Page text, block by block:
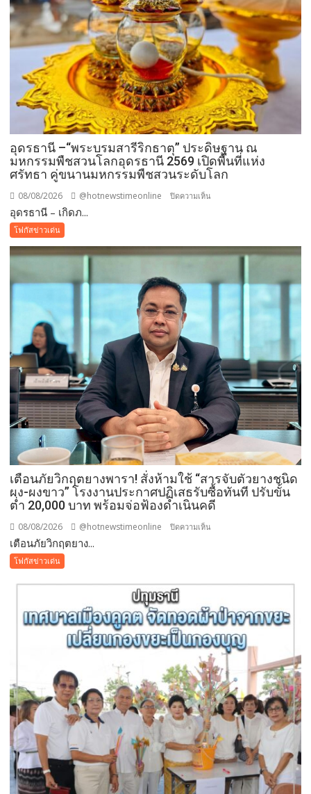
อุดรธานี –“พระบรมสารีริกธาตุ” ประดิษฐาน ณ
มหกรรมพืชสวนโลกอุดรธานี 2569 เปิดพื้นที่แห่ง
ศรัทธา คู่ขนานมหกรรมพืชสวนระดับโลก
08/08/2026 @hotnewstimeonline ปิดความเห็น
ประดิษฐาน
มหกรรม
สวน
อุดรธานี
2569
เปิด
พื้นที่
ศรัทธา
คู่
ขนาน
พืช
สวน
อุดรธานี – เกิดภ...
โฟกัสข่าวเด่น
เตือนภัยวิกฤตยางพารา! สั่งห้ามใช้ “สารจับตัวยางชนิด
ผง-ผงขาว” โรงงานประกาศปฏิเสธรับซื้อทันที ปรับขั้น
ต่ำ 20,000 บาท พร้อมจ่อฟ้องดำเนินคดี
08/08/2026 @hotnewstimeonline ปิดความเห็น
ยางพารา!
ห้าม
ใช้
“สาร
จับ
ตัว
ยาง
ชนิด
ผง-
ผงขาว”
โรงงาน
ประกาศ
ปฏิเสธ
เตือนภัยวิกฤตยาง...
โฟกัสข่าวเด่น